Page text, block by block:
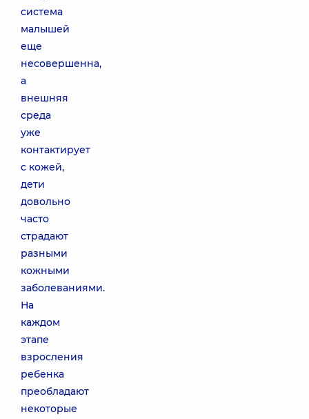
система
малышей
еще
несовершенна,
а
внешняя
среда
уже
контактирует
с кожей,
дети
довольно
часто
страдают
разными
кожными
заболеваниями.
На
каждом
этапе
взросления
ребенка
преобладают
некоторые